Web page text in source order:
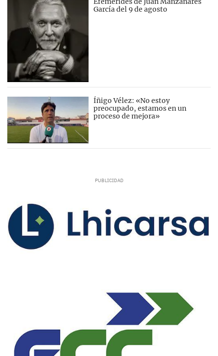
García del 9 de agosto
Íñigo Vélez: «No estoy
preocupado, estamos en un
proceso de mejora»